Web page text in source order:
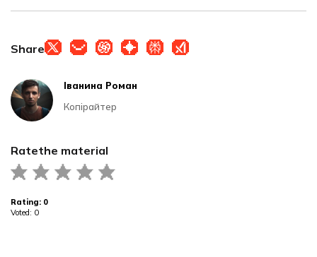
Share
Ratethe material
Rating: 0
Voted: 0
Іванина Роман
Копірайтер